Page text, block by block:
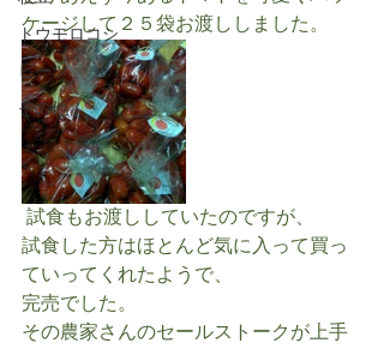
トウモロコシ
ビーツ
その他
ケージして２５袋お渡ししました。
試食もお渡ししていたのですが、
試食した方はほとんど気に入って買っ
ていってくれたようで、
完売でした。
その農家さんのセールストークが上手